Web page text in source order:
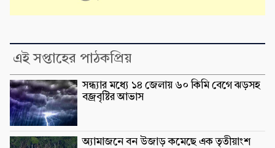
এই সপ্তাহের পাঠকপ্রিয়
সন্ধ্যার মধ্যে ১৪ জেলায় ৬০ কিমি বেগে ঝড়সহ
বজ্রবৃষ্টির আভাস
অ্যামাজনে বন উজাড় কমেছে এক তৃতীয়াংশ